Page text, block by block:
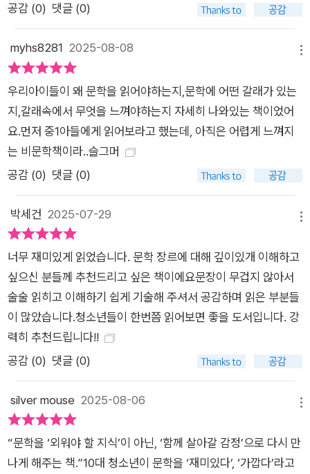
공감 (0) 댓글 (0)
myhs8281 2025-08-08
우리아이들이 왜 문학을 읽어야하는지,문학에 어떤 갈래가 있는
지,갈래속에서 무엇을 느껴야하는지 자세히 나와있는 책이었어
요.먼저 중1아들에게 읽어보라고 했는데, 아직은 어렵게 느껴지
는 비문학책이라..슬그머
공감 (0) 댓글 (0)
박세건 2025-07-29
너무 재미있게 읽었습니다. 문학 장르에 대해 깊이있개 이해하고
싶으신 분들께 추천드리고 싶은 책이에요문장이 무겁지 않아서
술술 읽히고 이해하기 쉽게 기술해 주셔서 공감하며 읽은 부분들
이 많았습니다.청소년들이 한번쯤 읽어보면 좋을 도서입니다. 강
력히 추천드립니다!!
공감 (0) 댓글 (0)
silver mouse 2025-08-06
“문학을 ‘외워야 할 지식’이 아닌, ‘함께 살아갈 감정’으로 다시 만
나게 해주는 책.”10대 청소년이 문학을 ‘재미있다’, ‘가깝다’라고